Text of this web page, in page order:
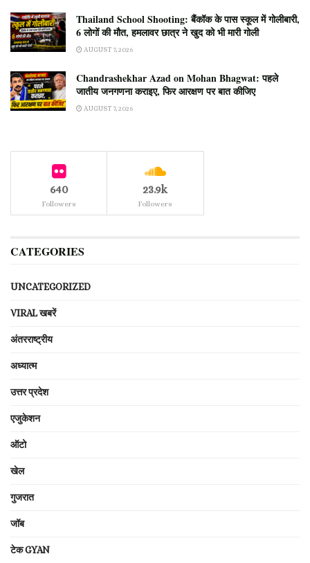
Thailand School Shooting: बैंकॉक के पास स्कूल में गोलीबारी,
6 लोगों की मौत, हमलावर छात्र ने खुद को भी मारी गोली
AUGUST 7, 2026
Chandrashekhar Azad on Mohan Bhagwat: पहले
जातीय जनगणना कराइए, फिर आरक्षण पर बात कीजिए
AUGUST 7, 2026
640
Followers
23.9k
Followers
CATEGORIES
UNCATEGORIZED
VIRAL खबरें
अंतरराष्ट्रीय
अध्यात्म
उत्तर प्रदेश
एजुकेशन
ऑटो
खेल
गुजरात
जॉब
टेक GYAN